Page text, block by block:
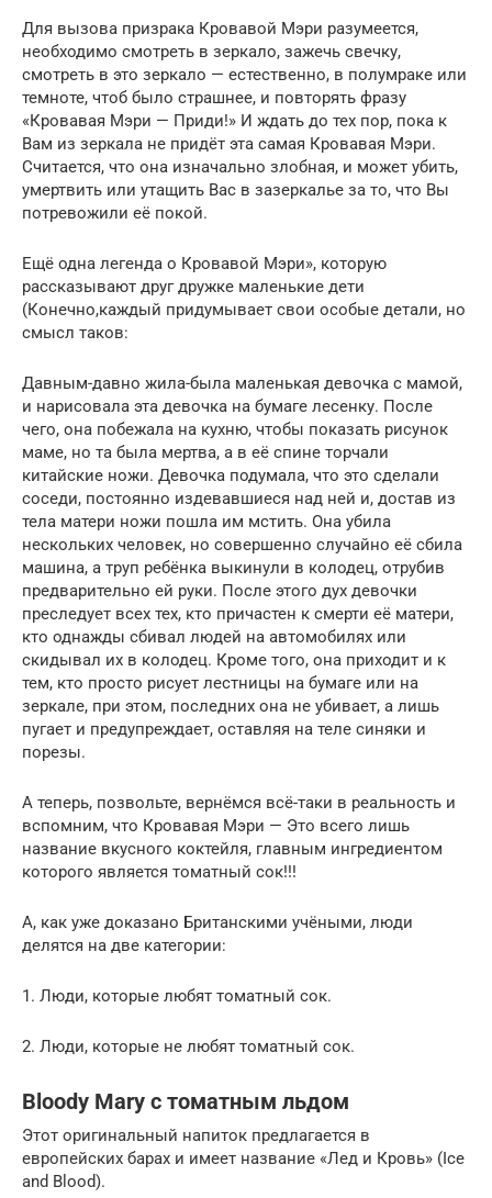
Для вызова призрака Кровавой Мэри разумеется,
необходимо смотреть в зеркало, зажечь свечку,
смотреть в это зеркало — естественно, в полумраке или
темноте, чтоб было страшнее, и повторять фразу
«Кровавая Мэри — Приди!» И ждать до тех пор, пока к
Вам из зеркала не придёт эта самая Кровавая Мэри.
Считается, что она изначально злобная, и может убить,
умертвить или утащить Вас в зазеркалье за то, что Вы
потревожили её покой.
Ещё одна легенда о Кровавой Мэри», которую
рассказывают друг дружке маленькие дети
(Конечно,каждый придумывает свои особые детали, но
смысл таков:
Давным-давно жила-была маленькая девочка с мамой,
и нарисовала эта девочка на бумаге лесенку. После
чего, она побежала на кухню, чтобы показать рисунок
маме, но та была мертва, а в её спине торчали
китайские ножи. Девочка подумала, что это сделали
соседи, постоянно издевавшиеся над ней и, достав из
тела матери ножи пошла им мстить. Она убила
нескольких человек, но совершенно случайно её сбила
машина, а труп ребёнка выкинули в колодец, отрубив
предварительно ей руки. После этого дух девочки
преследует всех тех, кто причастен к смерти её матери,
кто однажды сбивал людей на автомобилях или
скидывал их в колодец. Кроме того, она приходит и к
тем, кто просто рисует лестницы на бумаге или на
зеркале, при этом, последних она не убивает, а лишь
пугает и предупреждает, оставляя на теле синяки и
порезы.
А теперь, позвольте, вернёмся всё-таки в реальность и
вспомним, что Кровавая Мэри — Это всего лишь
название вкусного коктейля, главным ингредиентом
которого является томатный сок!!!
А, как уже доказано Британскими учёными, люди
делятся на две категории:
1. Люди, которые любят томатный сок.
2. Люди, которые не любят томатный сок.
Bloody Mary с томатным льдом
Этот оригинальный напиток предлагается в
европейских барах и имеет название «Лед и Кровь» (Ice
and Blood).